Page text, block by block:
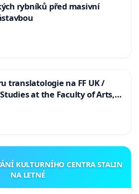
rybníků před masivní
translatologie na FF UK /
at the Faculty of Arts,
KULTURNÍHO CENTRA STALIN
NA LETNÉ